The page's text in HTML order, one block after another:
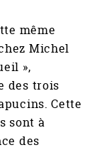
même
Michel
»,
des trois
Cette
sont à
des